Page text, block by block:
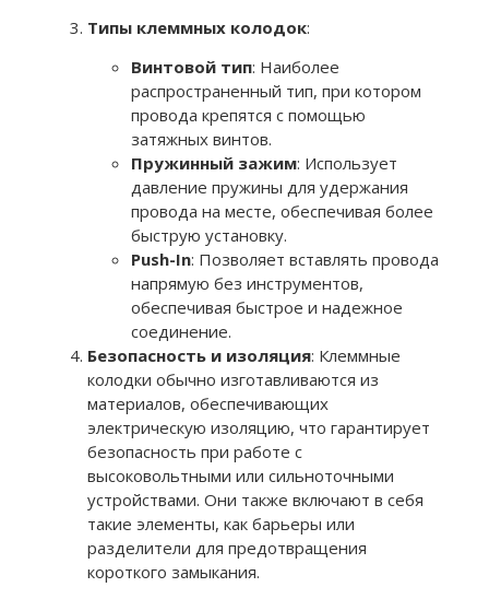
Типы клеммных колодок:
Винтовой тип: Наиболее
распространенный тип, при котором
провода крепятся с помощью
затяжных винтов.
Пружинный зажим: Использует
давление пружины для удержания
провода на месте, обеспечивая более
быструю установку.
Push-In: Позволяет вставлять провода
напрямую без инструментов,
обеспечивая быстрое и надежное
соединение.
Безопасность и изоляция: Клеммные
колодки обычно изготавливаются из
материалов, обеспечивающих
электрическую изоляцию, что гарантирует
безопасность при работе с
высоковольтными или сильноточными
устройствами. Они также включают в себя
такие элементы, как барьеры или
разделители для предотвращения
короткого замыкания.